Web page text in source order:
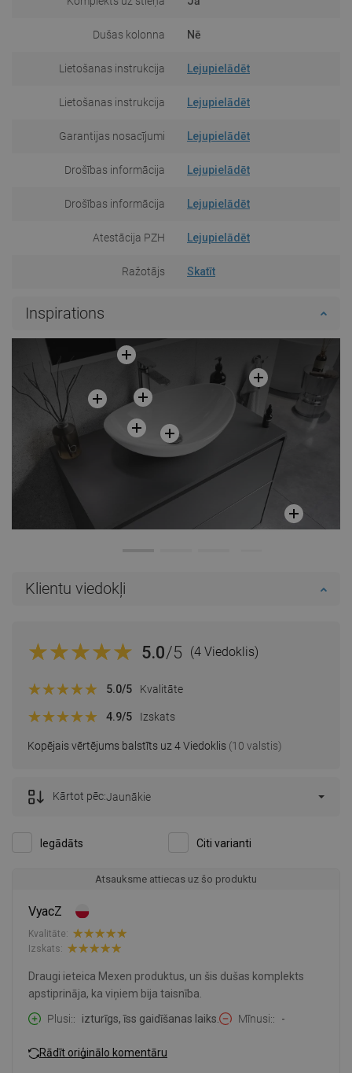
Dušas kolonna Nē
Lietošanas instrukcija Lejupielādēt
Lietošanas instrukcija Lejupielādēt
Garantijas nosacījumi Lejupielādēt
Drošības informācija Lejupielādēt
Drošības informācija Lejupielādēt
Atestācija PZH Lejupielādēt
Ražotājs Skatīt
Inspirations
Klientu viedokļi
5.0/5 (4 Viedoklis)
Kopējais vērtējums balstīts uz 4 Viedoklis (10 valstis)
5.0/5 Kvalitāte
4.9/5 Izskats
Iegādāts Citi varianti
Kārtot pēc:Jaunākie
Atsauksme attiecas uz šo produktu
VyacZ
Kvalitāte:
Izskats:
Draugi ieteica Mexen produktus, un šis dušas komplekts
apstiprināja, ka viņiem bija taisnība.
Plusi:
izturīgs, īss gaidīšanas laiks. Mīnusi: -
Rādīt oriģinālo komentāru